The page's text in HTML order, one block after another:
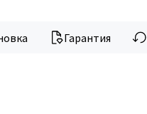
Гарантия